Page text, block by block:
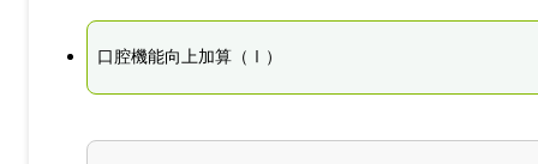
口腔機能向上加算（Ⅰ）